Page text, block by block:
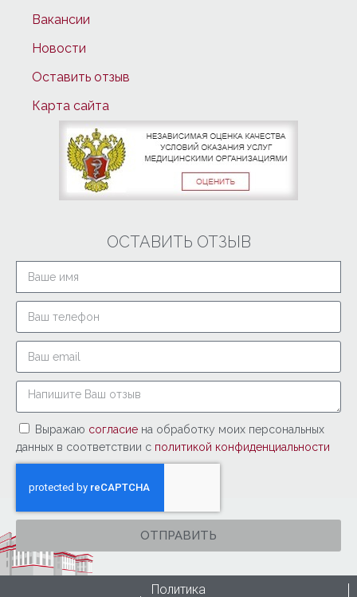
Вакансии
Новости
Оставить отзыв
Карта сайта
ОСТАВИТЬ ОТЗЫВ
Выражаю согласие на обработку моих персональных
данных в соответствии с политикой конфиденциальности
ОТПРАВИТЬ
Политика